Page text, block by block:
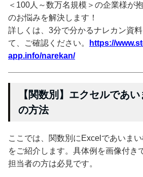
＜100人～数万名規模＞の企業様が
のお悩みを解決します！
詳しくは、3分で分かるナレカン資
て、ご確認ください。
https://
app.info/narekan/
【関数別】エクセルであ
の方法
ここでは、関数別にExcelであいま
をご紹介します。具体例を画像付き
担当者の方は必見です。